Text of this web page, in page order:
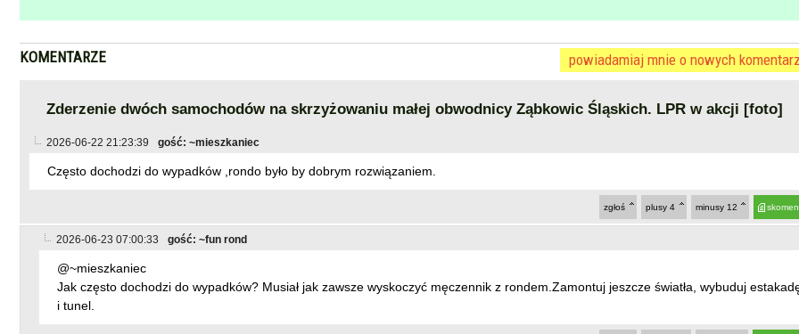
KOMENTARZE powiadamiaj mnie o nowych
Zderzenie dwóch samochodów na skrzyżowaniu małej obwodnicy Ząbkowic Śląskich. LPR w akcji [foto]
2026-06-22 21:23:39 gość: ~mieszkaniec
Często dochodzi do wypadków ,rondo było by dobrym rozwiązaniem.
minusy 12
plusy 4
zgłoś
2026-06-23 07:00:33 gość: ~fun rond
@~mieszkaniec
Jak często dochodzi do wypadków? Musiał jak zawsze wyskoczyć męczennik z rondem.Zamontuj jeszcze światła, wybuduj
i tunel.